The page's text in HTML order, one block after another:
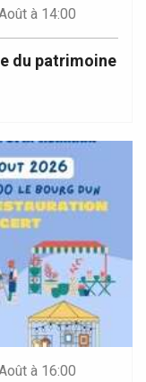
à 14:00
du patrimoine
à 16:00